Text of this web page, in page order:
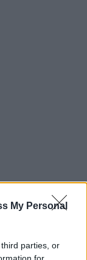
My Personal
parties, or